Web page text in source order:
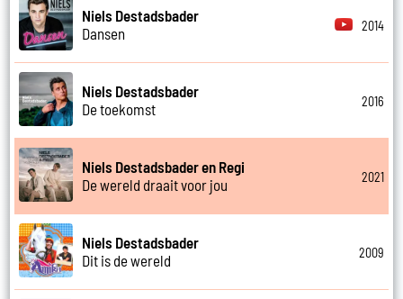
Niels Destadsbader
Dansen
2014
Niels Destadsbader
De toekomst
2016
Niels Destadsbader en Regi
De wereld draait voor jou
2021
Niels Destadsbader
Dit is de wereld
2009